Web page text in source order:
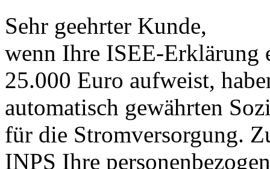
Sehr geehrter Kunde,
wenn Ihre ISEE-Erklärung
25.000 Euro aufweist,
automatisch gewährten
für die Stromversorgung.
INPS Ihre